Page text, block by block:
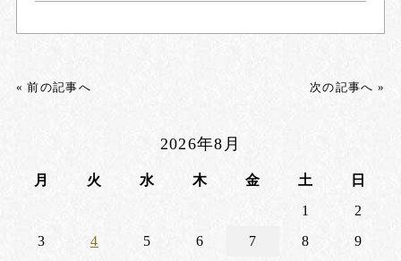
« 前の記事へ 次の記事へ »
2026年8月
月 火 水 木 金 土
日
1
2
3
4 5 6 7 8
9